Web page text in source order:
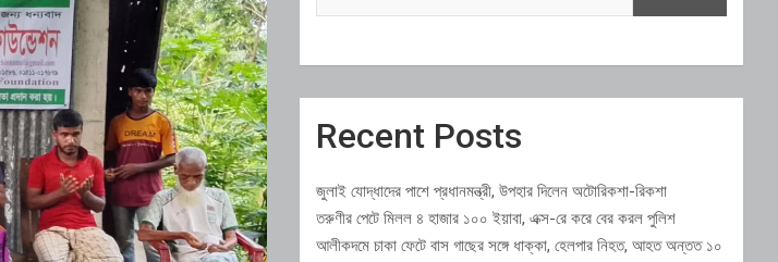
Recent Posts
জুলাই যোদ্ধাদের পাশে প্রধানমন্ত্রী, উপহার দিলেন অটোরিকশা-রিকশা
তরুণীর পেটে মিলল ৪ হাজার ১০০ ইয়াবা, এক্স-রে করে বের করল পুলিশ
আলীকদমে চাকা ফেটে বাস গাছের সঙ্গে ধাক্কা, হেলপার নিহত, আহত অন্তত ১০